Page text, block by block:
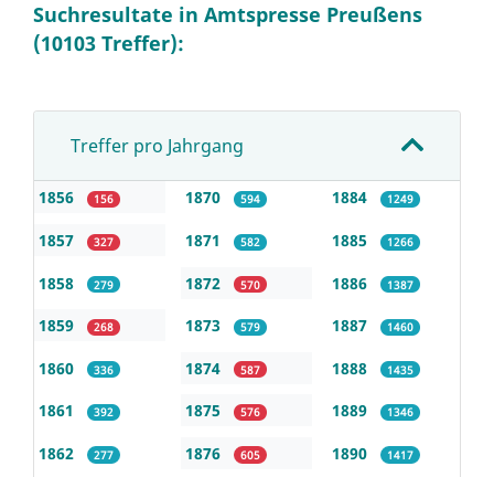
Suchresultate in Amtspresse Preußens
(10103 Treffer):
Treffer pro Jahrgang
1856 156
1857 327
1858 279
1859 268
1860 336
1861 392
1862 277
1870 594
1871 582
1872 570
1873 579
1874 587
1875 576
1876 605
1884 1249
1885 1266
1886 1387
1887 1460
1888 1435
1889 1346
1890 1417